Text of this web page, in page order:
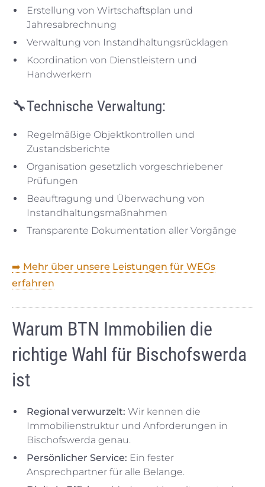
Erstellung von Wirtschaftsplan und
Jahresabrechnung
Verwaltung von Instandhaltungsrücklagen
Koordination von Dienstleistern und
Handwerkern
🔧Technische Verwaltung:
Regelmäßige Objektkontrollen und
Zustandsberichte
Organisation gesetzlich vorgeschriebener
Prüfungen
Beauftragung und Überwachung von
Instandhaltungsmaßnahmen
Transparente Dokumentation aller Vorgänge
➡️ Mehr über unsere Leistungen für WEGs
erfahren
Warum BTN Immobilien die
richtige Wahl für Bischofswerda
ist
Regional verwurzelt: Wir kennen die
Immobilienstruktur und Anforderungen in
Bischofswerda genau.
Persönlicher Service: Ein fester
Ansprechpartner für alle Belange.